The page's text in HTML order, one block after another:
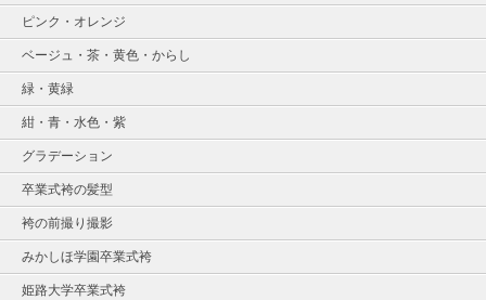
ピンク・オレンジ
ベージュ・茶・黄色・からし
緑・黄緑
紺・青・水色・紫
グラデーション
卒業式袴の髪型
袴の前撮り撮影
みかしほ学園卒業式袴
姫路大学卒業式袴